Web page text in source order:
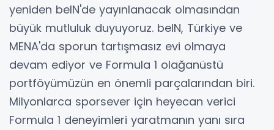
yeniden beIN'de yayınlanacak olmasından
büyük mutluluk duyuyoruz. beIN, Türkiye ve
MENA'da sporun tartışmasız evi olmaya
devam ediyor ve Formula 1 olağanüstü
portföyümüzün en önemli parçalarından biri.
Milyonlarca sporsever için heyecan verici
Formula 1 deneyimleri yaratmanın yanı sıra